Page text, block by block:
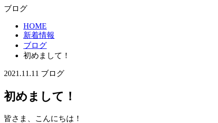
ブログ
HOME
新着情報
ブログ
初めまして！
2021.11.11 ブログ
初めまして！
皆さま、こんにちは！